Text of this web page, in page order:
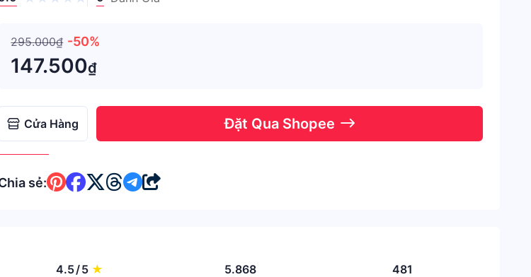
295.000₫ -50%
147.500₫
Cửa Hàng Đặt Qua Shopee
sẻ:
4.5/5 ★
5.868
481